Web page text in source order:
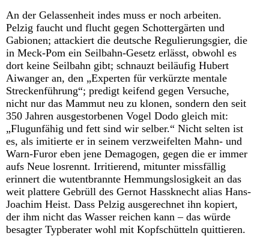
An der Gelassenheit indes muss er noch arbeiten.
Pelzig faucht und flucht gegen Schottergärten und
Gabionen; attackiert die deutsche Regulierungsgier, die
in Meck-Pom ein Seilbahn-Gesetz erlässt, obwohl es
dort keine Seilbahn gibt; schnauzt beiläufig Hubert
Aiwanger an, den „Experten für verkürzte mentale
Streckenführung“; predigt keifend gegen Versuche,
nicht nur das Mammut neu zu klonen, sondern den seit
350 Jahren ausgestorbenen Vogel Dodo gleich mit:
„Flugunfähig und fett sind wir selber.“ Nicht selten ist
es, als imitierte er in seinem verzweifelten Mahn- und
Warn-Furor eben jene Demagogen, gegen die er immer
aufs Neue losrennt. Irritierend, mitunter missfällig
erinnert die wutentbrannte Hemmungslosigkeit an das
weit plattere Gebrüll des Gernot Hassknecht alias Hans-
Joachim Heist. Dass Pelzig ausgerechnet ihn kopiert,
der ihm nicht das Wasser reichen kann – das würde
besagter Typberater wohl mit Kopfschütteln quittieren.